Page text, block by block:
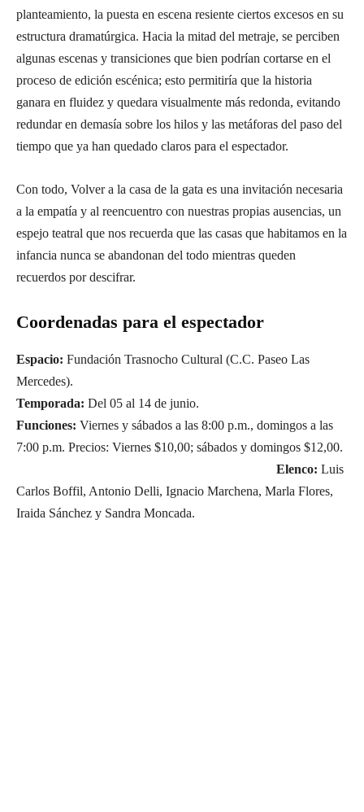
planteamiento, la puesta en escena resiente ciertos excesos en su
estructura dramatúrgica. Hacia la mitad del metraje, se perciben
algunas escenas y transiciones que bien podrían cortarse en el
proceso de edición escénica; esto permitiría que la historia
ganara en fluidez y quedara visualmente más redonda, evitando
redundar en demasía sobre los hilos y las metáforas del paso del
tiempo que ya han quedado claros para el espectador.
Con todo, Volver a la casa de la gata es una invitación necesaria
a la empatía y al reencuentro con nuestras propias ausencias, un
espejo teatral que nos recuerda que las casas que habitamos en la
infancia nunca se abandonan del todo mientras queden
recuerdos por descifrar.
Coordenadas para el espectador
Espacio: Fundación Trasnocho Cultural (C.C. Paseo Las
Mercedes).
Temporada: Del 05 al 14 de junio.
Funciones: Viernes y sábados a las 8:00 p.m., domingos a las
7:00 p.m. Precios: Viernes $10,00; sábados y domingos $12,00.
Elenco: Luis
Carlos Boffil, Antonio Delli, Ignacio Marchena, Marla Flores,
Iraida Sánchez y Sandra Moncada.